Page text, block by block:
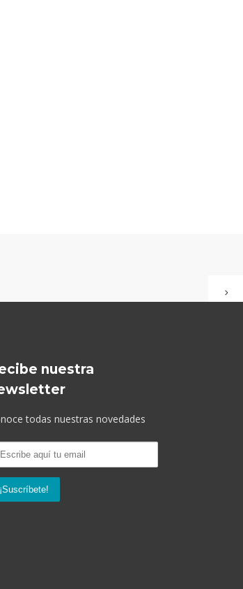
nuestra
todas nuestras novedades